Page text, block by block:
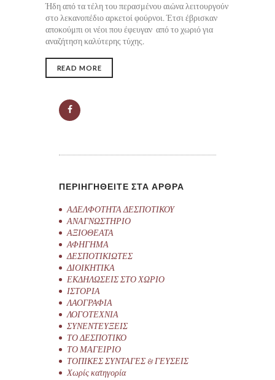
Ήδη από τα τέλη του περασμένου αιώνα λειτουργούν
στο λεκανοπέδιο αρκετοί φούρνοι. Έτσι έβρισκαν
αποκούμπι οι νέοι που έφευγαν από το χωριό για
αναζήτηση καλύτερης τύχης.
READ MORE
ΠΕΡΙΗΓΗΘΕΙΤΕ ΣΤΑ ΑΡΘΡΑ
ΑΔΕΛΦΟΤΗΤΑ ΔΕΣΠΟΤΙΚΟΥ
ΑΝΑΓΝΩΣΤΗΡΙΟ
ΑΞΙΟΘΕΑΤΑ
ΑΦΗΓΗΜΑ
ΔΕΣΠΟΤΙΚΙΩΤΕΣ
ΔΙΟΙΚΗΤΙΚΑ
ΕΚΔΗΛΩΣΕΙΣ ΣΤΟ ΧΩΡΙΟ
ΙΣΤΟΡΙΑ
ΛΑΟΓΡΑΦΙΑ
ΛΟΓΟΤΕΧΝΙΑ
ΣΥΝΕΝΤΕΥΞΕΙΣ
ΤΟ ΔΕΣΠΟΤΙΚΟ
ΤΟ ΜΑΓΕΙΡΙΟ
ΤΟΠΙΚΕΣ ΣΥΝΤΑΓΕΣ & ΓΕΥΣΕΙΣ
Χωρίς κατηγορία